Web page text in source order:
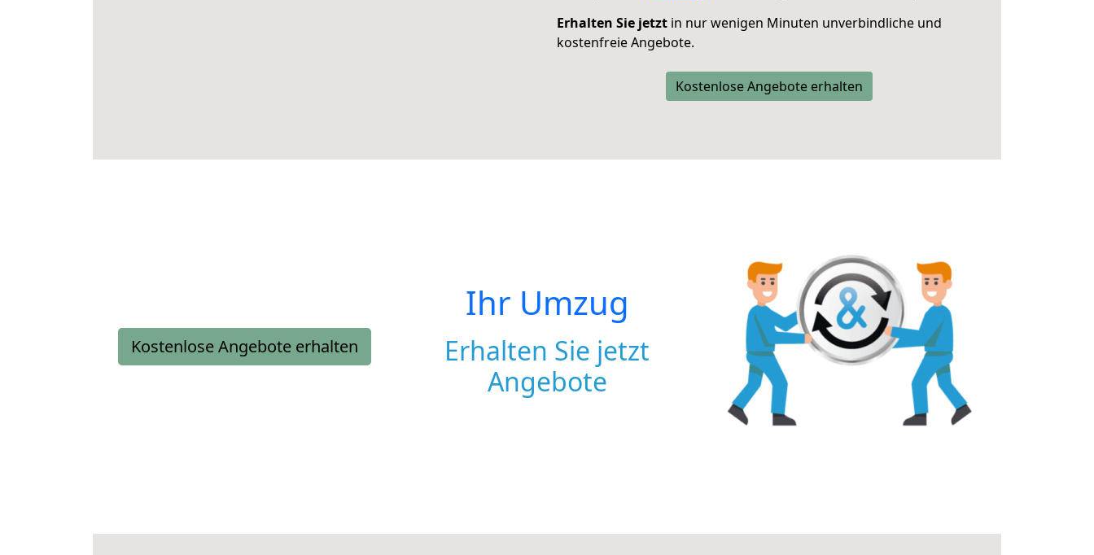
Erhalten Sie jetzt in nur wenigen Minuten unverbindliche und
kostenfreie Angebote.
Kostenlose Angebote erhalten
Kostenlose Angebote erhalten
Ihr Umzug
Erhalten Sie jetzt
Angebote